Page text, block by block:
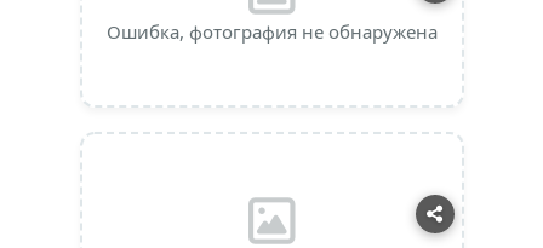
Ошибка, фотография не обнаружена